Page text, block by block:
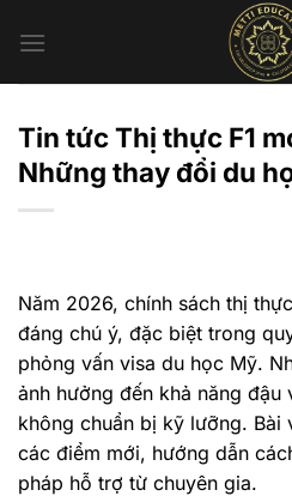
đến
Tin tức Thị thực F1
Những thay đổi du
Năm 2026, chính sách thị
đáng chú ý, đặc biệt trong
phỏng vấn visa du học Mỹ.
ảnh hưởng đến khả năng đậu
không chuẩn bị kỹ lưỡng. Bài
các điểm mới, hướng dẫn
pháp hỗ trợ từ chuyên gia.